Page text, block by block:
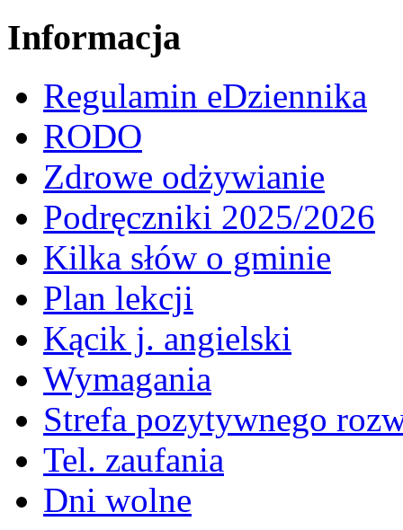
Informacja
Regulamin eDziennika
RODO
Zdrowe odżywianie
Podręczniki 2025/2026
Kilka słów o gminie
Plan lekcji
Kącik j. angielski
Wymagania
Strefa pozytywnego
Tel. zaufania
Dni wolne